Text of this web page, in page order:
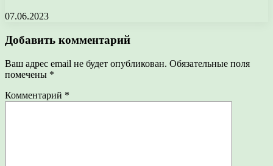
07.06.2023
Добавить комментарий
Ваш адрес email не будет опубликован. Обязательные поля
помечены *
Комментарий *